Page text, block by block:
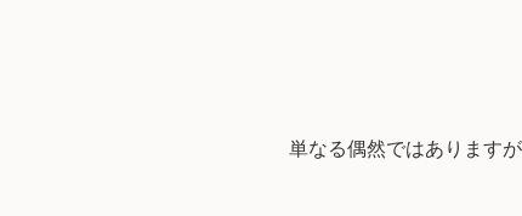
単なる偶然ではあります